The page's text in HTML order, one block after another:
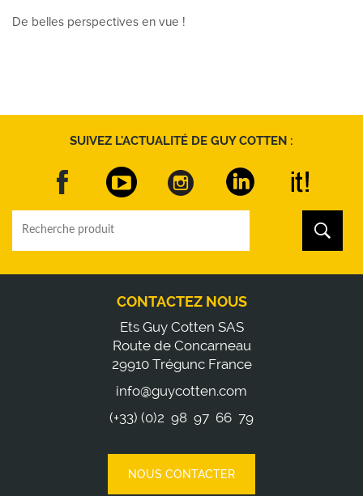
De belles perspectives en vue !
SUIVEZ L'ACTUALITÉ DE GUY COTTEN :
CONTACTEZ NOUS
Ets Guy Cotten SAS
Route de Concarneau
29910 Trégunc France
info@guycotten.com
(+33) (0)2 98 97 66 79
NOUS CONTACTER